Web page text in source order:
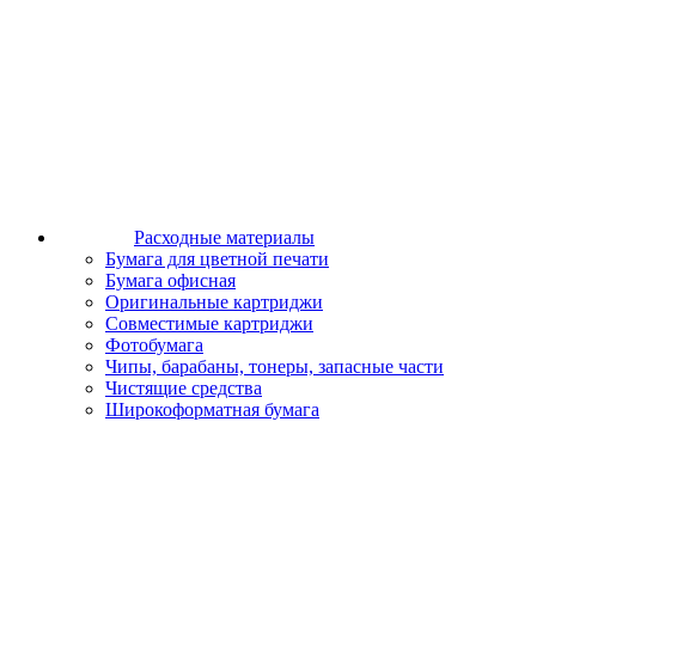
Расходные материалы
Бумага для цветной печати
Бумага офисная
Оригинальные картриджи
Совместимые картриджи
Фотобумага
Чипы, барабаны, тонеры, запасные части
Чистящие средства
Широкоформатная бумага